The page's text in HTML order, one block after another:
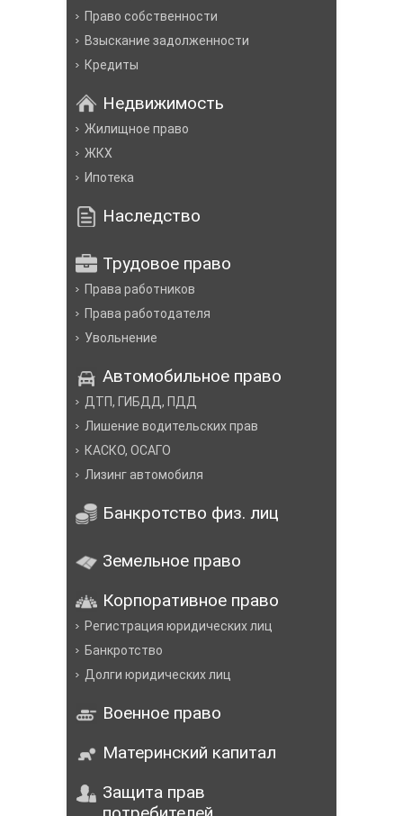
Право собственности
Взыскание задолженности
Кредиты
Недвижимость
Жилищное право
ЖКХ
Ипотека
Наследство
Трудовое право
Права работников
Права работодателя
Увольнение
Автомобильное право
ДТП, ГИБДД, ПДД
Лишение водительских прав
КАСКО, ОСАГО
Лизинг автомобиля
Банкротство физ. лиц
Земельное право
Корпоративное право
Регистрация юридических лиц
Банкротство
Долги юридических лиц
Военное право
Материнский капитал
Защита прав